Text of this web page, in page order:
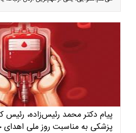
پیام دکتر محمد رئیس‌زاده، رئیس
پزشکی به مناسبت روز ملی